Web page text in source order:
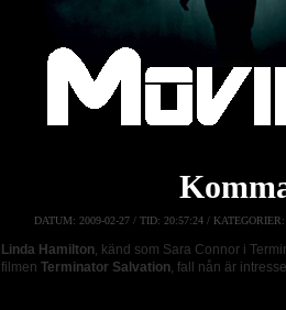
DATUM: 2009-02-27 / TID: 20:57:24 / KATEGORIER:
Linda Hamilton, känd som Sara Connor i
filmen Terminator Salvation, fall nån är